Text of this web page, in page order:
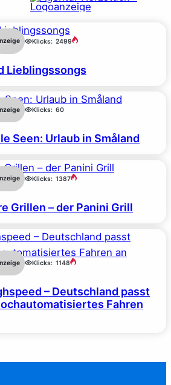
Klicks: 2499
Lieblingssongs
Klicks: 60
Seen: Urlaub in Småland
Klicks: 1387
Grillen – der Panini Grill
Klicks: 1148
– Deutschland passt
Fahren